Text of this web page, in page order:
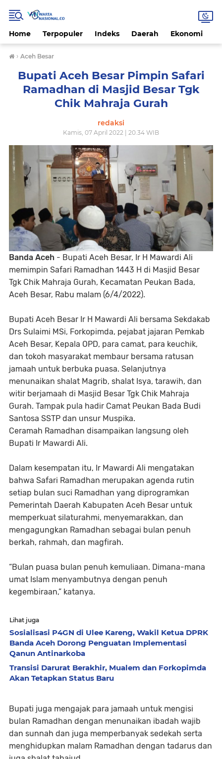
Home Terpopuler Indeks Daerah Ekonomi
› Aceh Besar
Bupati Aceh Besar Pimpin Safari
Ramadhan di Masjid Besar Tgk
Chik Mahraja Gurah
redaksi
Kamis, 07 April 2022 | 20.34 WIB
Banda Aceh - Bupati Aceh Besar, Ir H Mawardi Ali
memimpin Safari Ramadhan 1443 H di Masjid Besar
Tgk Chik Mahraja Gurah, Kecamatan Peukan Bada,
Aceh Besar, Rabu malam (6/4/2022).
Bupati Aceh Besar Ir H Mawardi Ali bersama Sekdakab
Drs Sulaimi MSi, Forkopimda, pejabat jajaran Pemkab
Aceh Besar, Kepala OPD, para camat, para keuchik,
dan tokoh masyarakat membaur bersama ratusan
jamaah untuk berbuka puasa. Selanjutnya
menunaikan shalat Magrib, shalat Isya, tarawih, dan
witir berjamaah di Masjid Besar Tgk Chik Mahraja
Gurah. Tampak pula hadir Camat Peukan Bada Budi
Santosa SSTP dan unsur Muspika.
Ceramah Ramadhan disampaikan langsung oleh
Bupati Ir Mawardi Ali.
Dalam kesempatan itu, Ir Mawardi Ali mengatakan
bahwa Safari Ramadhan merupakan agenda rutin
setiap bulan suci Ramadhan yang diprogramkan
Pemerintah Daerah Kabupaten Aceh Besar untuk
memperkuat silaturahmi, menyemarakkan, dan
mengagungkan Ramadhan sebagai bulan penuh
berkah, rahmah, dan magfirah.
“Bulan puasa bulan penuh kemuliaan. Dimana-mana
umat Islam menyambutnya dengan penuh
kegembiraan,” katanya.
Lihat juga
Sosialisasi P4GN di Ulee Kareng, Wakil Ketua DPRK
Banda Aceh Dorong Penguatan Implementasi
Qanun Antinarkoba
Transisi Darurat Berakhir, Mualem dan Forkopimda
Akan Tetapkan Status Baru
Bupati juga mengajak para jamaah untuk mengisi
bulan Ramadhan dengan menunaikan ibadah wajib
dan sunnah dan juga memperbanyak sedekah serta
menghidupkan malam Ramadhan dengan tadarus dan